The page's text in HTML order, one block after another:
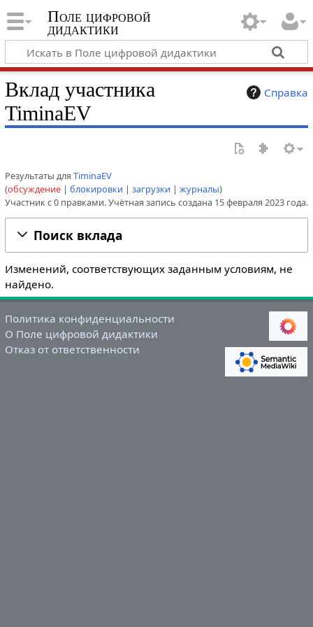
Поле цифровой
дидактики
Справка
Вклад участника
TiminaEV
Результаты для TiminaEV
обсуждение
блокировки загрузки
журналы
Участник с 0 правками. Учётная запись создана 15 февраля 2023 года.
Поиск вклада
Изменений, соответствующих заданным условиям, не
найдено.
Политика конфиденциальности
О Поле цифровой дидактики
Отказ от ответственности